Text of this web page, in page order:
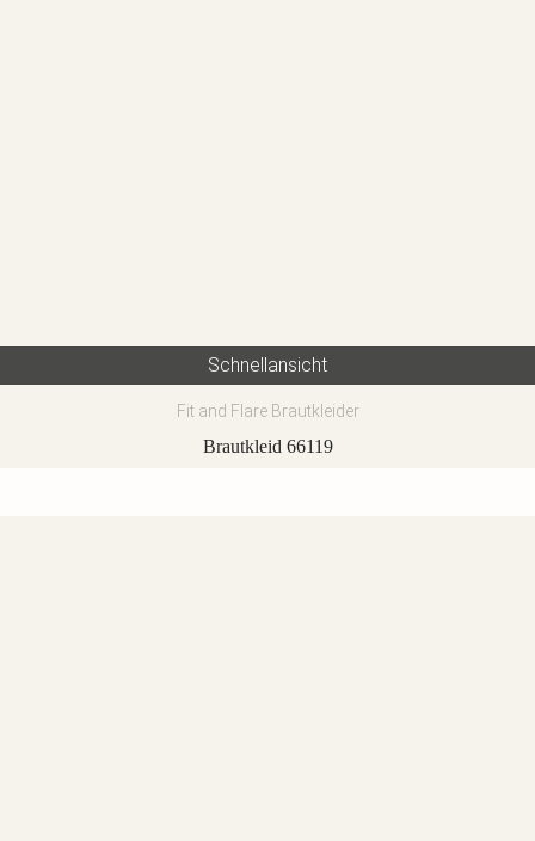
Schnellansicht
Fit and Flare Brautkleider
Brautkleid 66119